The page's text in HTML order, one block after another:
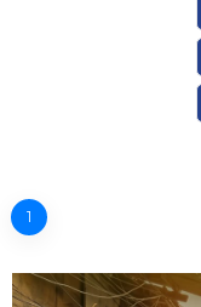
1